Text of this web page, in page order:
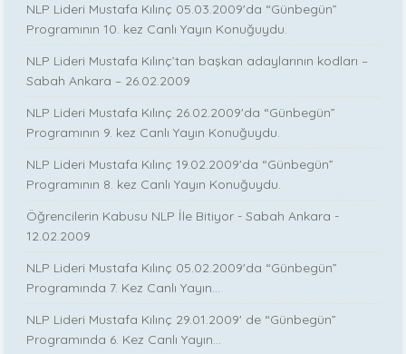
NLP Lideri Mustafa Kılınç 05.03.2009'da “Günbegün”
Programının 10. kez Canlı Yayın Konuğuydu.
NLP Lideri Mustafa Kılınç’tan başkan adaylarının kodları –
Sabah Ankara – 26.02.2009
NLP Lideri Mustafa Kılınç 26.02.2009'da “Günbegün”
Programının 9. kez Canlı Yayın Konuğuydu.
NLP Lideri Mustafa Kılınç 19.02.2009'da “Günbegün”
Programının 8. kez Canlı Yayın Konuğuydu.
Öğrencilerin Kabusu NLP İle Bitiyor - Sabah Ankara -
12.02.2009
NLP Lideri Mustafa Kılınç 05.02.2009'da “Günbegün”
Programında 7. Kez Canlı Yayın...
NLP Lideri Mustafa Kılınç 29.01.2009' de “Günbegün”
Programında 6. Kez Canlı Yayın...